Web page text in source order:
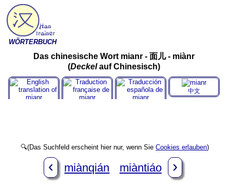
WÖRTERBUCH
Das chinesische Wort mianr - 面儿 - miànr
(Deckelauf Chinesisch)
中文
🔍(Das Suchfeld erscheint hier nur, wenn SieCookies erlauben)
‹ miànqián miàntiáo ›